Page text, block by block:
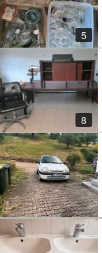
5
8